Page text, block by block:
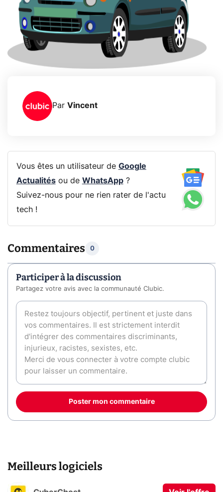
Par Vincent
Vous êtes un utilisateur de Google
Actualitésou de WhatsApp?
Suivez-nous pour ne rien rater de l'actu
tech !
Commentaires 0
Participer à la discussion
Partagez votre avis avec la communauté Clubic.
Poster mon commentaire
Meilleurs logiciels